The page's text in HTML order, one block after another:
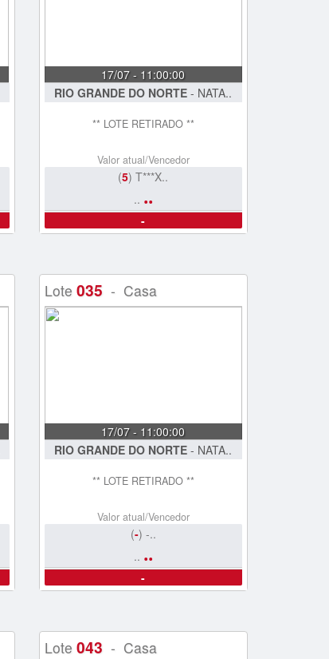
17/07 - 11:00:00
RIO GRANDE DO NORTE - NATA..
** LOTE RETIRADO **
Valor atual/Vencedor
(5) T***X..
.. ..
-
Lote 035 - Casa
17/07 - 11:00:00
RIO GRANDE DO NORTE - NATA..
** LOTE RETIRADO **
Valor atual/Vencedor
(-) -..
.. ..
-
Lote 043 - Casa